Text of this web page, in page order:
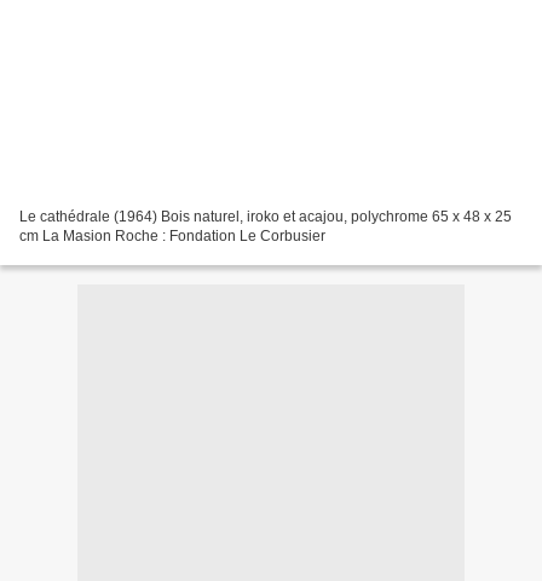
Le cathédrale (1964) Bois naturel, iroko et acajou, polychrome 65 x 48 x 25
cm La Masion Roche : Fondation Le Corbusier